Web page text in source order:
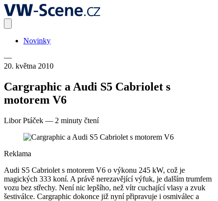
Novinky
—
20. května 2010
Cargraphic a Audi S5 Cabriolet s
motorem V6
Libor Ptáček — 2 minuty čtení
Reklama
Audi S5 Cabriolet s motorem V6 o výkonu 245 kW, což je
magických 333 koní. A právě nerezavějící výfuk, je dalším trumfem
vozu bez střechy. Není nic lepšího, než vítr cuchající vlasy a zvuk
šestiválce. Cargraphic dokonce již nyní připravuje i osmiválec a